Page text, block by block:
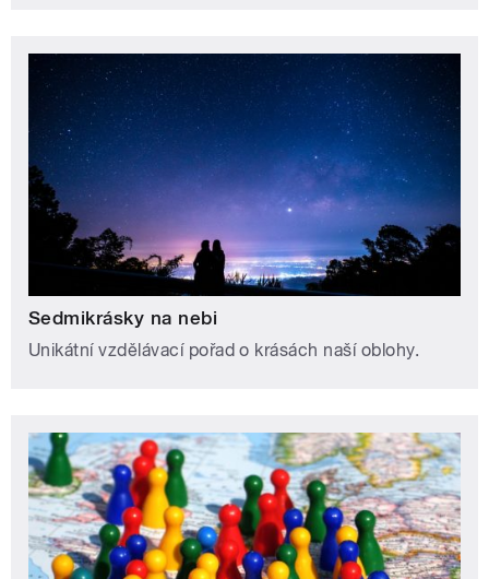
Sedmikrásky na nebi
Unikátní vzdělávací pořad o krásách naší oblohy.